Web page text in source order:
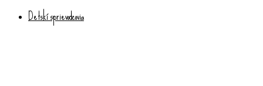
Detskí sprievodcovia